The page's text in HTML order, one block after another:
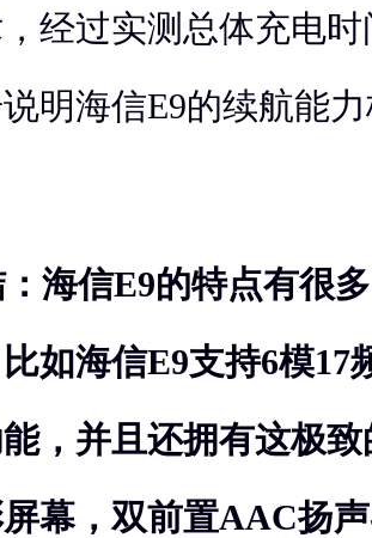
经过实测总体充电
明海信E9的续航能
海信E9的特点有很
如海信E9支持6模17
，并且还拥有这极
幕，双前置AAC扬